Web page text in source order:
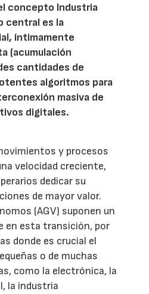
concepto Industria
central es la
íntimamente
(acumulación
cantidades de
algoritmos para
masiva de
digitales.
y procesos
velocidad creciente,
dedicar su
de mayor valor.
(AGV) suponen un
en esta transición, por
donde es crucial el
o de muchas
como la electrónica, la
la industria